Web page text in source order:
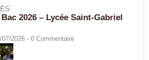
2026 – Lycée Saint-Gabriel
07/2026 - 0 Commentaire